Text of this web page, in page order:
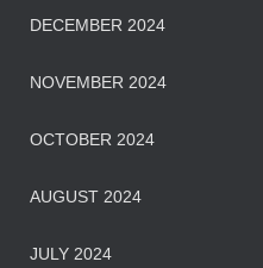
DECEMBER 2024
NOVEMBER 2024
OCTOBER 2024
AUGUST 2024
JULY 2024